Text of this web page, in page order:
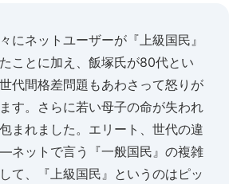
にネットユーザーが『上級国民』
ことに加え、飯塚氏が80代とい
代間格差問題もあわさって怒りが
す。さらに若い母子の命が失われ
まれました。エリート、世代の違
ネットで言う『一般国民』の複雑
て、『上級国民』というのはピッ